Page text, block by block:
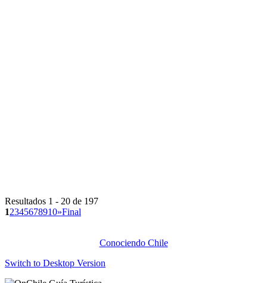
Resultados 1 - 20 de 197
12345678910»Final
Conociendo Chile
Switch to Desktop Version